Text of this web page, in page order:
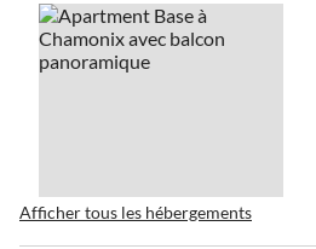
Afficher tous les hébergements